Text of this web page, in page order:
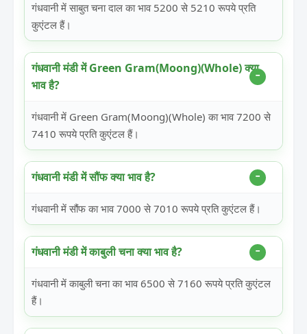
गंधवानी में साबुत चना दाल का भाव 5200 से 5210 रूपये प्रति
कुएंटल हैं।
गंधवानी मंडी में Green Gram(Moong)(Whole) क्या
भाव है?
गंधवानी में Green Gram(Moong)(Whole) का भाव 7200 से
7410 रूपये प्रति कुएंटल हैं।
गंधवानी मंडी में सौंफ क्या भाव है?
गंधवानी में सौंफ का भाव 7000 से 7010 रूपये प्रति कुएंटल हैं।
गंधवानी मंडी में काबुली चना क्या भाव है?
गंधवानी में काबुली चना का भाव 6500 से 7160 रूपये प्रति कुएंटल
हैं।